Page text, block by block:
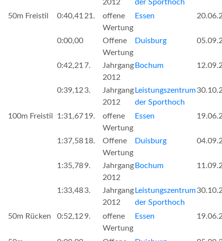
2012
der Sporthoch
50m Freistil 0:40,41 21.
offene
Wertung
Essen
0:00,00
Offene
Wertung
Duisburg
0:42,21 7.
Jahrgang
2012
Bochum
0:39,12 3.
Jahrgang
2012
Leistungszentrum
der Sporthoch
100m Freistil 1:31,6719.
offene
Wertung
Essen
1:37,5818.
Offene
Wertung
Duisburg
1:35,789.
Jahrgang
2012
Bochum
1:33,483.
Jahrgang
2012
Leistungszentrum
der Sporthoch
50m Rücken 0:52,12 9.
offene
Wertung
Essen